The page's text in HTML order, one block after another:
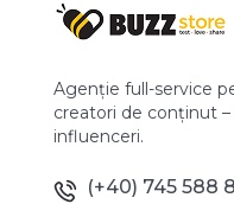
Agenție full-service
creatori de conținut
influenceri.
(+40) 745 588